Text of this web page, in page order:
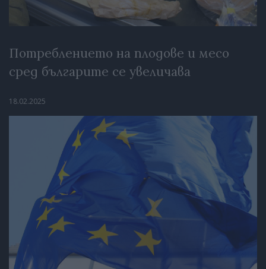
Потреблението на плодове и месо
сред българите се увеличава
18.02.2025